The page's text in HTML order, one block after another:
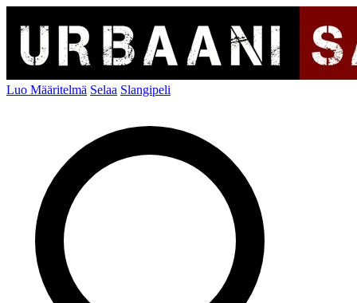
Luo Määritelmä Selaa Slangipeli